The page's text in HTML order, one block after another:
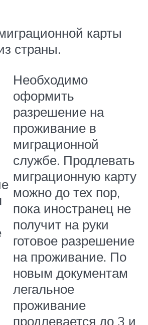
карты
страны.
Необходимо
оформить
разрешение на
проживание в
миграционной
службе. Продлевать
миграционную карту
можно до тех пор,
пока иностранец не
получит на руки
готовое разрешение
на проживание. По
новым документам
легальное
проживание
продлевается до 3 и